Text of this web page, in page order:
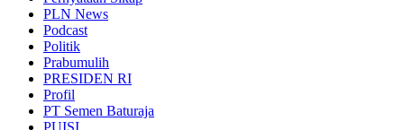
PLN News
Podcast
Politik
Prabumulih
PRESIDEN RI
Profil
PT Semen Baturaja
PUISI